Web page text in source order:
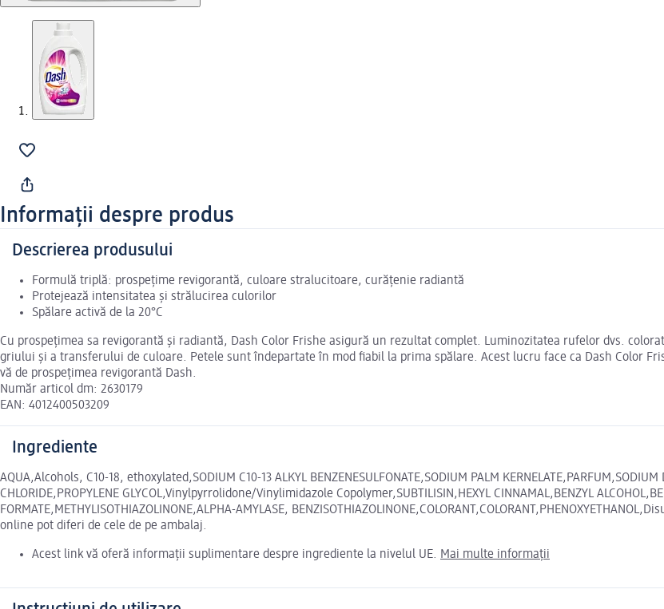
Informații despre produs
Descrierea produsului
Formulă triplă: prospețime revigorantă, culoare stralucitoare, curățenie radiantă
Protejează intensitatea și strălucirea culorilor
Spălare activă de la 20°C
Cu prospețimea sa revigorantă și radiantă, Dash Color Frishe asigură un rezultat complet. Luminozitatea rufelor dvs.
griului și a transferului de culoare. Petele sunt îndepartate în mod fiabil la prima spălare. Acest lucru face ca Dash Color
vă de prospețimea revigorantă Dash.
Număr articol dm: 2630179
EAN: 4012400503209
Ingrediente
AQUA,Alcohols, C10-18, ethoxylated,SODIUM C10-13 ALKYL BENZENESULFONATE,SODIUM PALM KERNELATE,PARFUM,SODIUM
CHLORIDE,PROPYLENE GLYCOL,Vinylpyrrolidone/Vinylimidazole Copolymer,SUBTILISIN,HEXYL CINNAMAL,BENZYL
FORMATE,METHYLISOTHIAZOLINONE,ALPHA-AMYLASE,
online pot diferi de cele de pe ambalaj.
Acest link vă oferă informații suplimentare despre ingrediente la nivelul UE. Mai multe informații